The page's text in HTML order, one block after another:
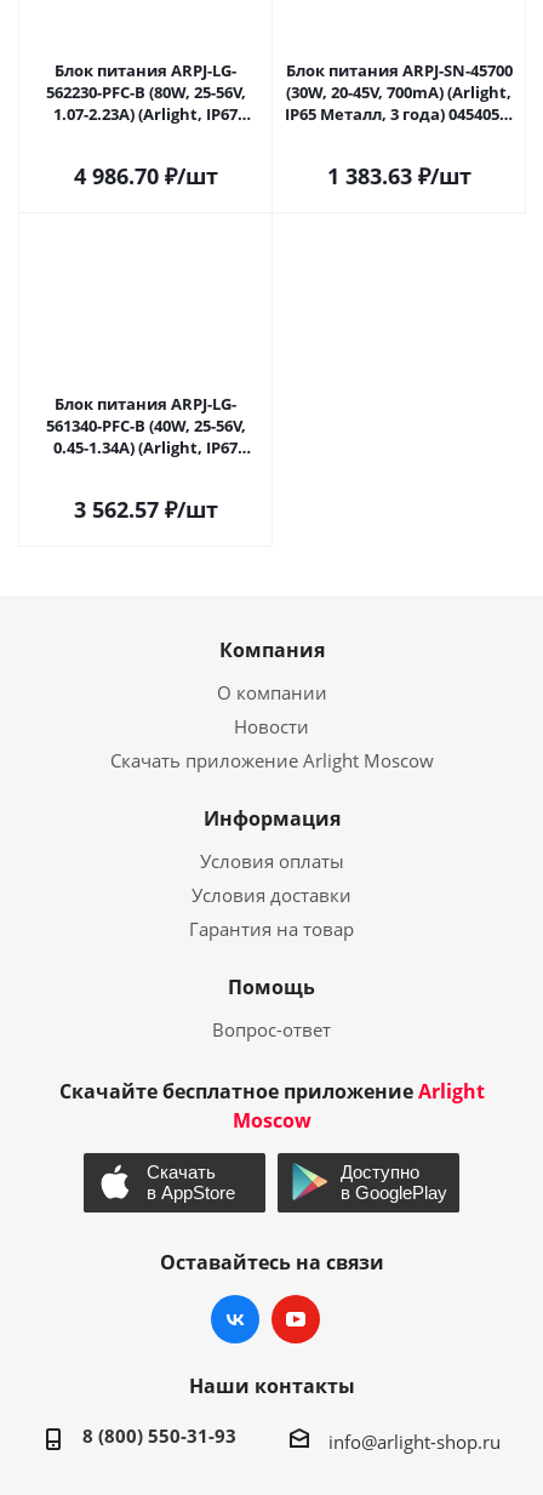
Блок питания ARPJ-LG-
562230-PFC-B (80W, 25-56V,
1.07-2.23A) (Arlight, IP67
4 986.70₽/шт
Блок питания ARPJ-SN-45700
(30W, 20-45V, 700mA) (Arlight,
IP65 Металл, 3 года) 045405 в
1 383.63₽/шт
Блок питания ARPJ-LG-
561340-PFC-B (40W, 25-56V,
0.45-1.34A) (Arlight, IP67
3 562.57₽/шт
Компания
О компании
Новости
Скачать приложение Arlight Moscow
Информация
Условия оплаты
Условия доставки
Гарантия на товар
Помощь
Вопрос-ответ
Скачайте бесплатное приложениеArlight
Moscow
Оставайтесь на связи
Наши контакты
8 (800) 550-31-93 info@arlight-shop.ru